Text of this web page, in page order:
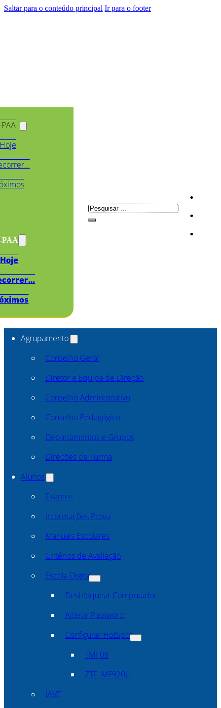
Saltar para o conteúdo principal Ir para o footer
PAA
Hoje
Pesquisar
Agrupamento
Conselho Geral
Diretor e Equipa de Direção
Conselho Administrativo
Conselho Pedagógico
Departamentos e Grupos
Direcões de Turma
Alunos
Exames
Informações Prova
Manuais Escolares
Critérios de Avaliação
Escola Digital
Desbloquear Computador
Alterar Password
Configurar HotSpot
TMF08
ZTE_MF920U
IAVE